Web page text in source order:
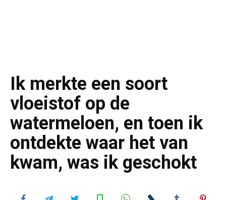
Ik merkte een soort
vloeistof op de
watermeloen, en toen ik
ontdekte waar het van
kwam, was ik geschokt